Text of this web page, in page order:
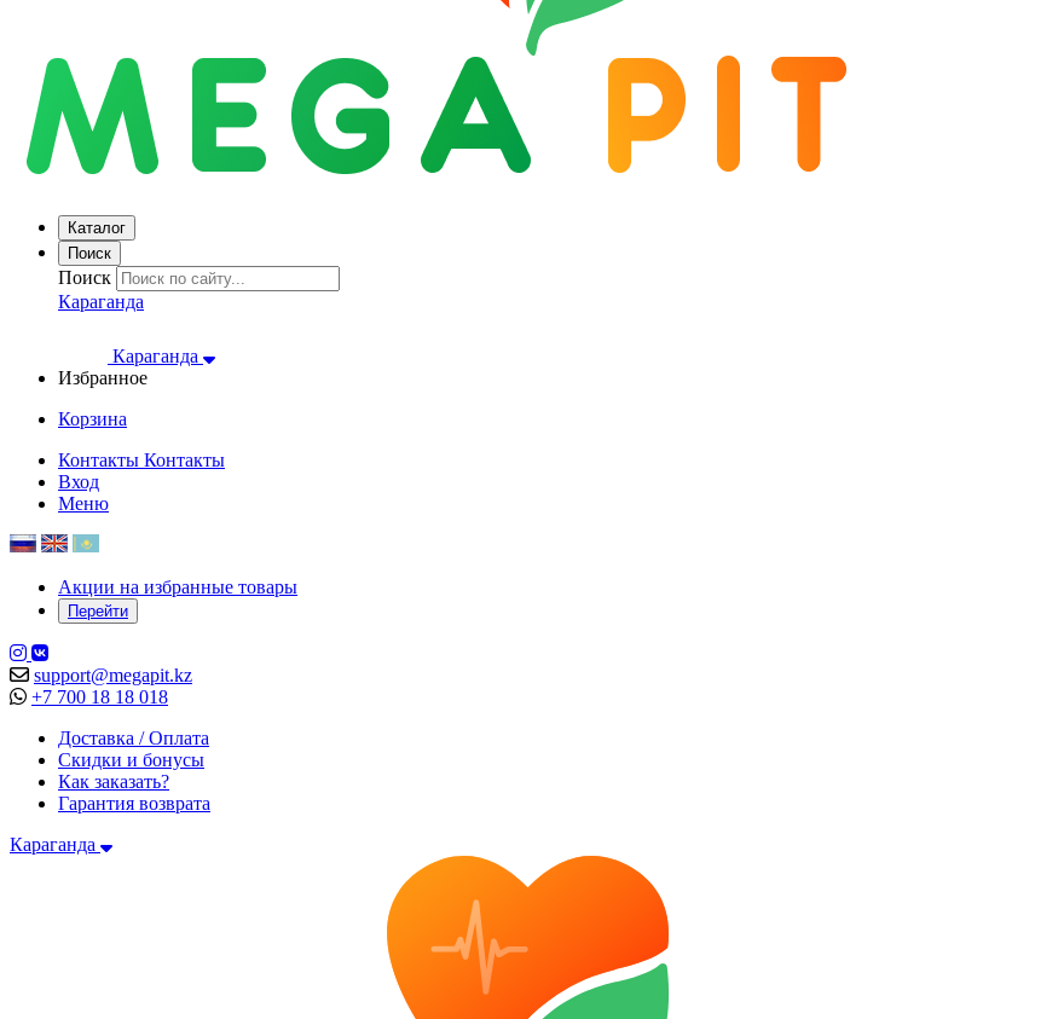
Каталог
Поиск
Поиск
Караганда
Караганда
Избранное
Корзина
Контакты Контакты
Вход
Меню
Акции на избранные товары
Перейти
support@megapit.kz
+7 700 18 18 018
Доставка / Оплата
Скидки и бонусы
Как заказать?
Гарантия возврата
Караганда